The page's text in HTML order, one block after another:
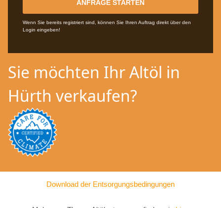
ANFRAGE STARTEN
Wenn Sie bereits registriert sind, können Sie Ihren Auftrag direkt über den
Login eingeben!
Sie möchten Ihr Altöl in
Hürth verkaufen?
Download der Entsorgungsbedingungen